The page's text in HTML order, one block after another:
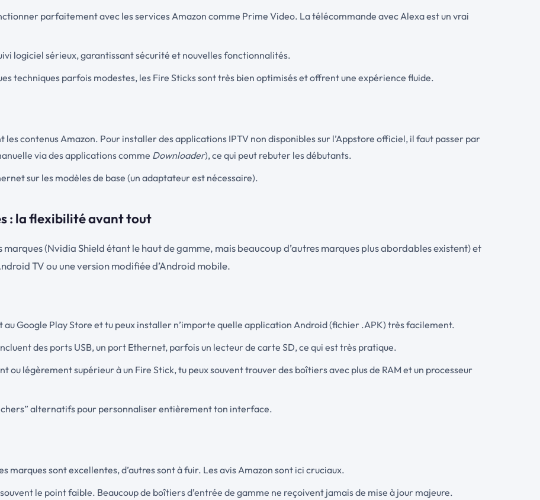
parfaitement avec les services Amazon comme Prime Video. La télécommande avec Alexa est un vrai
logiciel sérieux, garantissant sécurité et nouvelles fonctionnalités.
techniques parfois modestes, les Fire Sticks sont très bien optimisés et offrent une expérience fluide.
les contenus Amazon. Pour installer des applications IPTV non disponibles sur l’Appstore officiel, il faut passer par
via des applications comme Downloader), ce qui peut rebuter les débutants.
sur les modèles de base (un adaptateur est nécessaire).
: la flexibilité avant tout
(Nvidia Shield étant le haut de gamme, mais beaucoup d’autres marques plus abordables existent) et
TV ou une version modifiée d’Android mobile.
au Google Play Store et tu peux installer n’importe quelle application Android (fichier .APK) très facilement.
des ports USB, un port Ethernet, parfois un lecteur de carte SD, ce qui est très pratique.
ou légèrement supérieur à un Fire Stick, tu peux souvent trouver des boîtiers avec plus de RAM et un processeur
alternatifs pour personnaliser entièrement ton interface.
marques sont excellentes, d’autres sont à fuir. Les avis Amazon sont ici cruciaux.
le point faible. Beaucoup de boîtiers d’entrée de gamme ne reçoivent jamais de mise à jour majeure.